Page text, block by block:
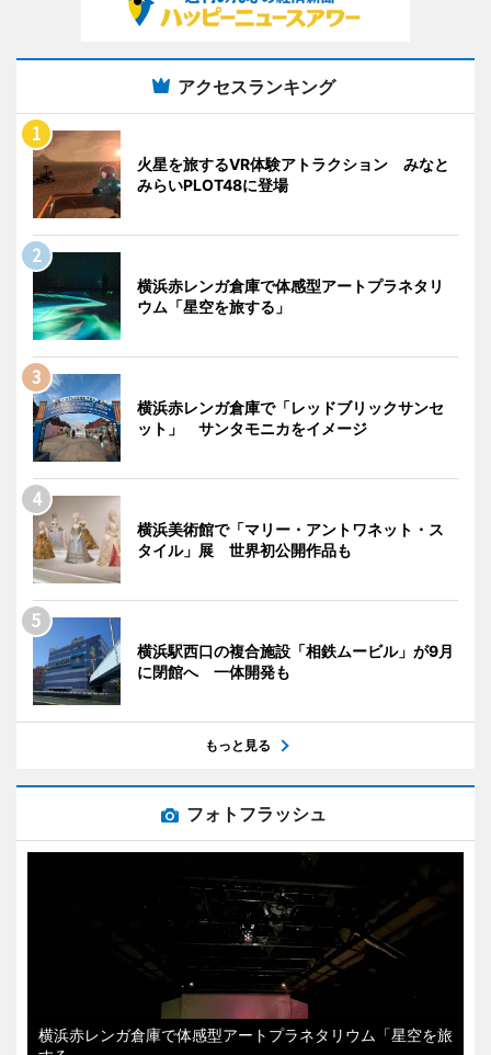
アクセスランキング
火星を旅するVR体験アトラクション みなと
みらいPLOT48に登場
横浜赤レンガ倉庫で体感型アートプラネタリ
ウム「星空を旅する」
横浜赤レンガ倉庫で「レッドブリックサンセ
ット」 サンタモニカをイメージ
横浜美術館で「マリー・アントワネット・ス
タイル」展 世界初公開作品も
横浜駅西口の複合施設「相鉄ムービル」が9月
に閉館へ 一体開発も
もっと見る
フォトフラッシュ
横浜赤レンガ倉庫で体感型アートプラネタリウム「星空を旅